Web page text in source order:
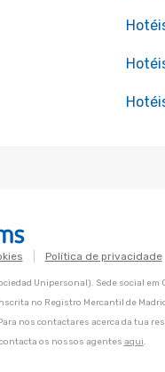
Política de privacidade
Unipersonal). Sede social em
no Registro Mercantil de Madrid,
nos contactares acerca da tua
os nossos agentes aqui.